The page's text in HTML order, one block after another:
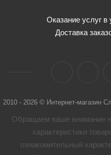
Оказание услуг
Доставка
2010 - 2026 © Интернет-магазин
Обращаем ваше внимание
характеристики
ознакомительный